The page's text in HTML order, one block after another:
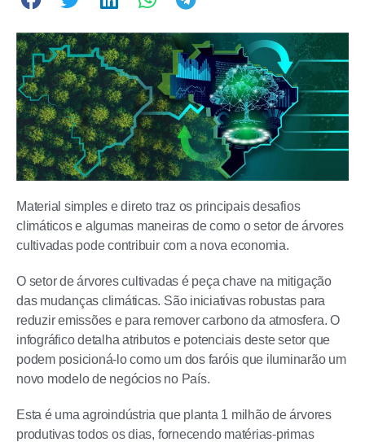
Material simples e direto traz os principais desafios
climáticos e algumas maneiras de como o setor de árvores
cultivadas pode contribuir com a nova economia.
O setor de árvores cultivadas é peça chave na mitigação
das mudanças climáticas. São iniciativas robustas para
reduzir emissões e para remover carbono da atmosfera. O
infográfico detalha atributos e potenciais deste setor que
podem posicioná-lo como um dos faróis que iluminarão um
novo modelo de negócios no País.
Esta é uma agroindústria que planta 1 milhão de árvores
produtivas todos os dias, fornecendo matérias-primas